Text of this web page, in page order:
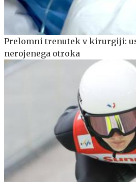
Prelomni trenutek v kirurgiji:
nerojenega otroka